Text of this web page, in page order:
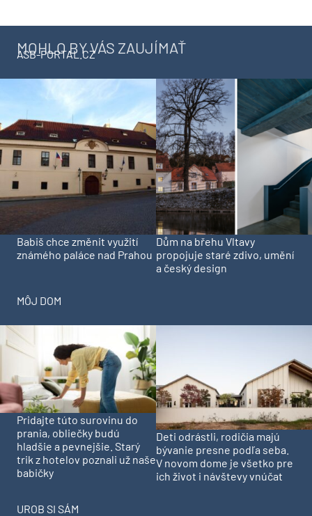
MOHLO BY VÁS ZAUJÍMAŤ
ASB-PORTAL.CZ
Babiš chce změnit využití
známého paláce nad Prahou
Dům na břehu Vltavy
propojuje staré zdivo, umění
a český design
MÔJ DOM
Pridajte túto surovinu do
prania, obliečky budú
hladšie a pevnejšie. Starý
trik z hotelov poznali už naše
babičky
Deti odrástli, rodičia majú
bývanie presne podľa seba.
V novom dome je všetko pre
ich život i návštevy vnúčat
UROB SI SÁM